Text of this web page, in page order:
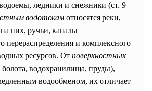
ледники и снежники (ст. 9
водотокам относятся реки,
них, ручьи, каналы
перераспределения и комплексного
ресурсов. От поверхностных
болота, водохранилища, пруды),
водообменом, их отличает